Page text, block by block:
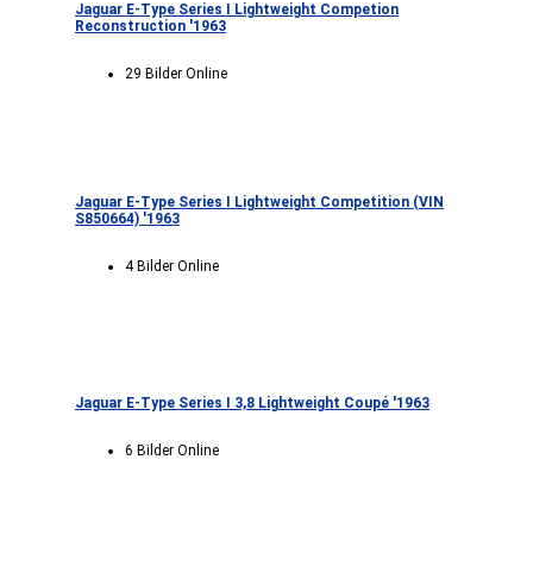
Jaguar E-Type Series I Lightweight Competion
Reconstruction '1963
29 Bilder Online
Jaguar E-Type Series I Lightweight Competition (VIN
S850664) '1963
4 Bilder Online
Jaguar E-Type Series I 3,8 Lightweight Coupé '1963
6 Bilder Online